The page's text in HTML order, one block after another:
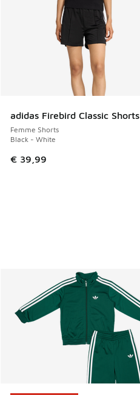
adidas Firebird Classic Shorts
Femme Shorts
Black - White
€ 39,99